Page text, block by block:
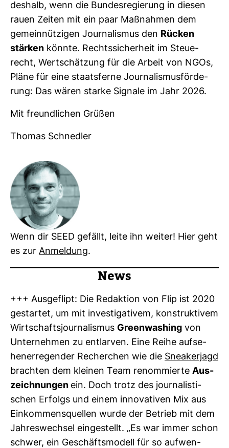
des­halb, wenn die Bun­des­re­gie­rung in diesen
rauen Zeiten mit ein paar Maß­nahmen dem
gemein­nüt­zigen Jour­na­lismus den Rücken
stärken könnte. Rechts­si­cher­heit im Steu­e­
recht, Wert­schät­zung für die Arbeit von NGOs,
Pläne für eine staats­ferne Jour­na­lis­mus­för­de­
rung: Das wären starke Signale im Jahr 2026.
Mit freund­li­chen Grüßen
Thomas Schnedler
Wenn dir SEED gefällt, leite ihn weiter! Hier geht
es zur Anmel­dung.
News
+++ Aus­ge­flipt: Die Redak­tion von Flip ist 2020
gestartet, um mit inves­ti­ga­tivem, kon­struk­tivem
Wirt­schafts­jour­na­lismus Green­wa­shing von
Unter­nehmen zu ent­larven. Eine Reihe auf­se­
hen­er­re­gender Recher­chen wie die Sne­a­ker­jagd
brachten dem kleinen Team renom­mierte Aus­
zeich­nungen ein. Doch trotz des jour­na­lis­ti­
schen Erfolgs und einem inno­va­tiven Mix aus
Ein­kom­mens­quellen wurde der Betrieb mit dem
Jah­res­wechsel ein­ge­stellt. „Es war immer schon
schwer, ein Geschäfts­mo­dell für so auf­wen­